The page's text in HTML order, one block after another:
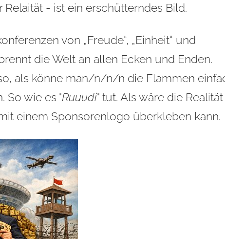
- ist ein erschütterndes Bild.
von „Freude“, „Einheit“ und
die Welt an allen Ecken und Enden.
als könne man/n/n/n die Flammen
So wie es "Ruuudi" tut. Als wäre die Realität
einem Sponsorenlogo überkleben kann.